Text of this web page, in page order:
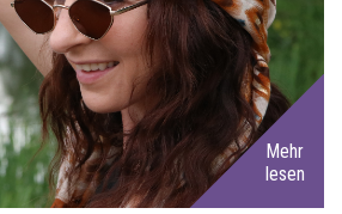
Mehr
lesen